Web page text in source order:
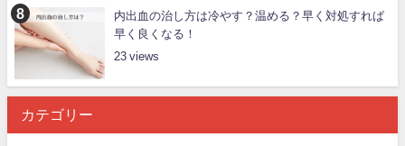
内出血の治し方は冷やす？温める？早く対処すれば
早く良くなる！
23
カテゴリー